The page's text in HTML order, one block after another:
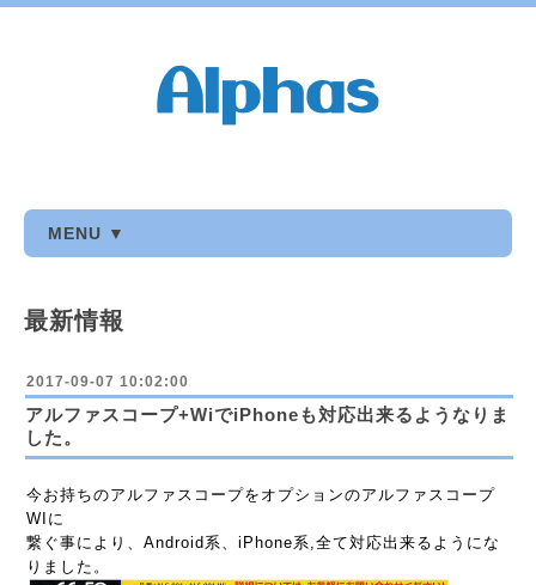
MENU ▼
最新情報
2017-09-07 10:02:00
アルファスコープ+WiでiPhoneも対応出来るようなりま
した。
今お持ちのアルファスコープをオプションのアルファスコープ
WIに
繋ぐ事により、Android系、iPhone系,全て対応出来るようにな
りました。